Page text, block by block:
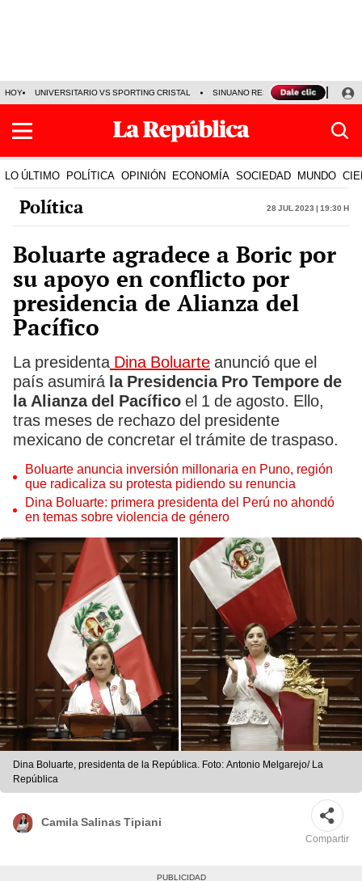
HOY UNIVERSITARIO VS SPORTING CRISTAL SINUANO RESULTADOS HOY
LO ÚLTIMO POLÍTICA OPINIÓN ECONOMÍA SOCIEDAD MUNDO
Política 28 Jul 2023 | 19:30 h
Boluarte agradece a Boric por
su apoyo en conflicto por
presidencia de Alianza del
Pacífico
La presidenta Dina Boluarte anunció que el
país asumirá la Presidencia Pro Tempore de
la Alianza del Pacífico el 1 de agosto. Ello,
tras meses de rechazo del presidente
mexicano de concretar el trámite de traspaso.
Boluarte anuncia inversión millonaria en Puno, región
que radicaliza su protesta pidiendo su renuncia
Dina Boluarte: primera presidenta del Perú no ahondó
en temas sobre violencia de género
Dina Boluarte, presidenta de la República. Foto: Antonio Melgarejo/ La
República
Camila Salinas Tipiani
Compartir